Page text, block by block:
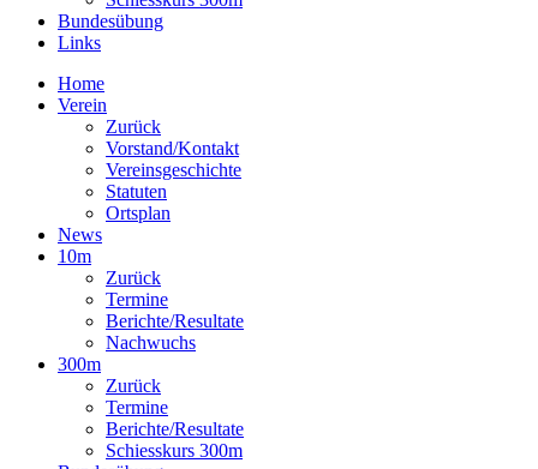
Bundesübung
Links
Home
Verein
Zurück
Vorstand/Kontakt
Vereinsgeschichte
Statuten
Ortsplan
News
10m
Zurück
Termine
Berichte/Resultate
Nachwuchs
300m
Zurück
Termine
Berichte/Resultate
Schiesskurs 300m